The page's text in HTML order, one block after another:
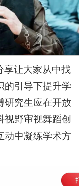
享让大家从中找
的引导下提升学
研究生应在开放
野审视舞蹈创
动中凝练学术方